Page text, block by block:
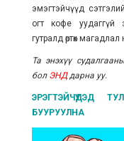
эмэгтэйчүүд
огт кофе уудаггүй
гутралд өртөх
Та энэхүү
бол ЭНДдарна уу.
ЭРЭГТЭЙЧҮҮДЭД
БУУРУУЛНА